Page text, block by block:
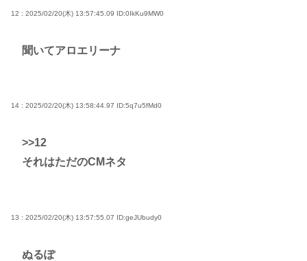
12 : 2025/02/20(木) 13:57:45.09 ID:0IkKu9MW0
聞いてアロエリーナ
14 : 2025/02/20(木) 13:58:44.97 ID:5q7u5fMd0
>>12
それはただのCMネタ
13 : 2025/02/20(木) 13:57:55.07 ID:geJUbudy0
ぬるぽ